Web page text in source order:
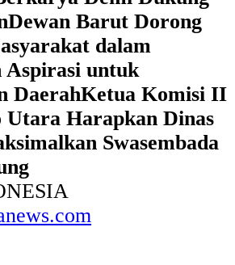
Dewan Barut Dorong
dalam
Aspirasi untuk
DaerahKetua Komisi II
Harapkan Dinas
Swasembada